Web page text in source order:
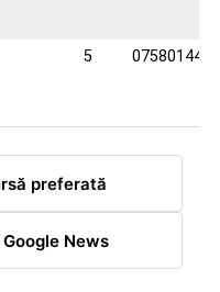
5 0758014453
preferată
News